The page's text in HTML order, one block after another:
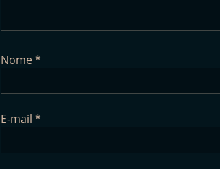
Nome*
E-mail *